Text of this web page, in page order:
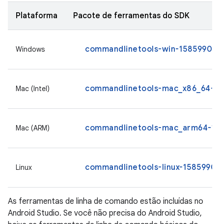
Plataforma Pacote de ferramentas do SDK
Windows commandlinetools-win-
Mac (Intel) commandlinetools-mac_x86_64-
Mac (ARM) commandlinetools-mac_arm64-
Linux commandlinetools-linux-
As ferramentas de linha de comando estão incluídas no
Android Studio. Se você não precisa do Android Studio,